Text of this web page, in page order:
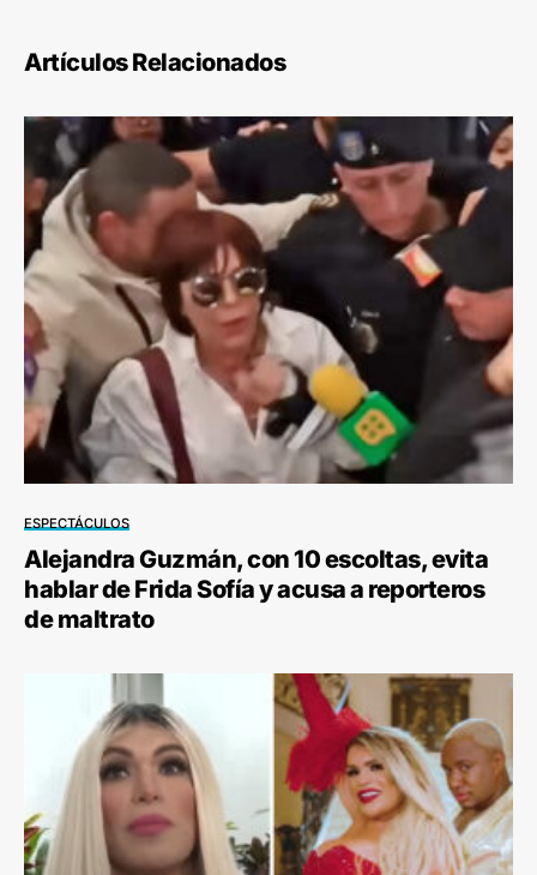
Artículos Relacionados
ESPECTÁCULOS
Alejandra Guzmán, con 10 escoltas, evita
hablar de Frida Sofía y acusa a reporteros
de maltrato